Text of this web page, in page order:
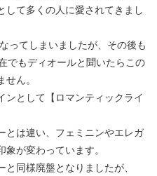
して多くの人に愛されてきまし
ってしまいましたが、その後も
でもディオールと聞いたらこの
ん。
ンとして【ロマンティックライ
とは違い、フェミニンやエレガ
が変わっています。
同様廃盤となりましたが、